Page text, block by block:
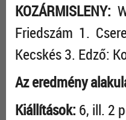
KOZÁRMISLENY:
Friedszám 1.
Kecskés 3. Edző:
Az eredmény
Kiállítások: 6, ill. 2